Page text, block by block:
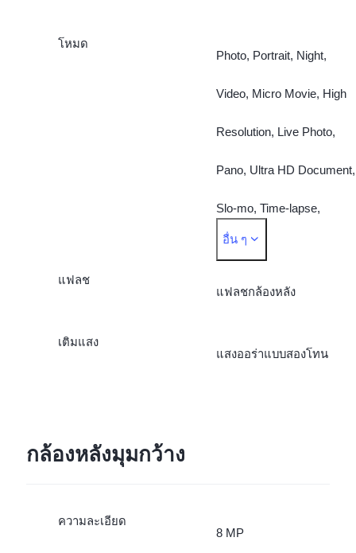
โหมด
Photo, Portrait, Night,
Video, Micro Movie, High
Resolution, Live Photo,
Pano, Ultra HD Document,
Slo-mo, Time-lapse,
Supermoon, Astro, Pro,
Snapshot, Food,
Dual View, Film Camera
อื่น ๆ
แฟลช
แฟลชกล้องหลัง
เติมแสง
แสงออร่าแบบสองโทน
กล้องหลังมุมกว้าง
ความละเอียด
8 MP